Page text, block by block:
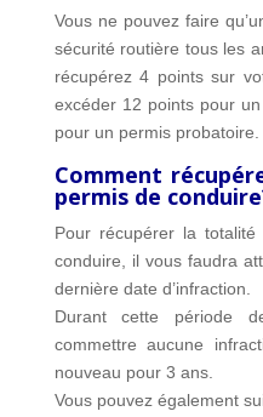
Vous ne pouvez faire
sécurité routière tous les
récupérez 4 points sur
excéder 12 points pour
pour un permis probatoire.
Comment
permis de
Pour récupérer la
conduire, il vous faudra
dernière date d’infraction.
Durant cette période
commettre aucune
nouveau pour 3 ans.
Vous pouvez également